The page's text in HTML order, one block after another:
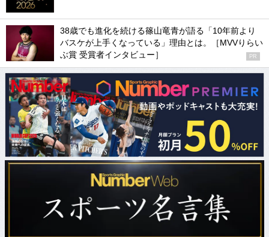
38歳でも進化を続ける篠山竜青が語る「10年前より
バスケが上手くなっている」理由とは。［MVVりらい
ぶ賞 受賞者インタビュー］
PR